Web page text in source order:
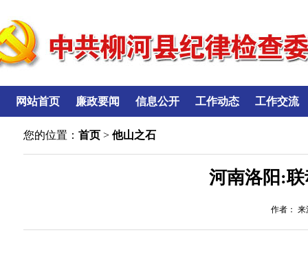
网站首页 廉政要闻 信息公开 工作动态 工作交流
您的位置：首页 >他山之石
河南洛阳:
作者： 来